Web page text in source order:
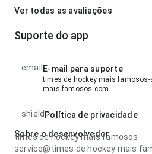
Ver todas as avaliações
Suporte do app
email E-mail para suporte
times de hockey mais famosos-
mais famosos.com
shield Política de privacidade
Sobre o desenvolvedor
times de hockey mais famosos
service@times de hockey mais